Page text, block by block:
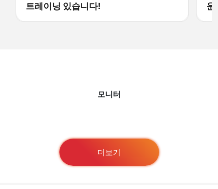
트레이닝 있습니다! 운
모니터
더보기